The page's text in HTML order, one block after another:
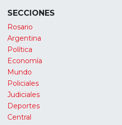
SECCIONES
Rosario
Argentina
Política
Economía
Mundo
Policiales
Judiciales
Deportes
Central